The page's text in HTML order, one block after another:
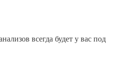
всегда будет у вас под